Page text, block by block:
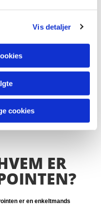
Vis detaljer
cookies
lærerig
ER
er en enkeltmands